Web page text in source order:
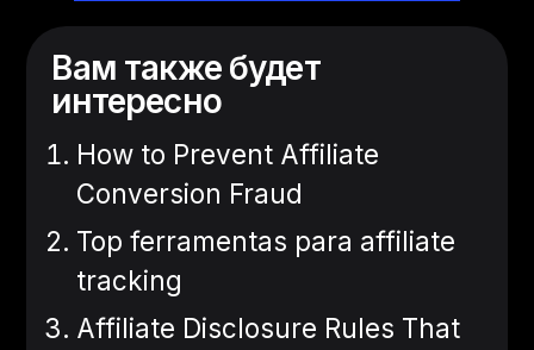
Вам также будет
интересно
How to Prevent Affiliate
Conversion Fraud
Top ferramentas para affiliate
tracking
Affiliate Disclosure Rules That